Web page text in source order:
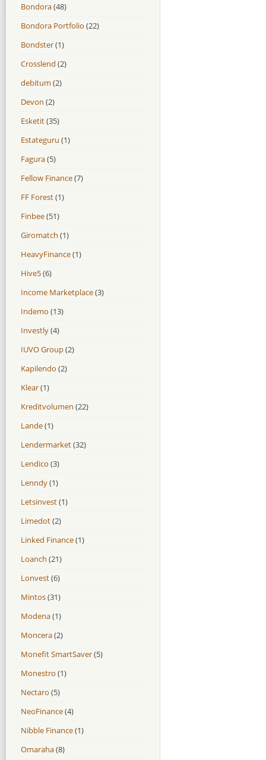
Bondora(48)
Bondora Portfolio (22)
Bondster(1)
Crosslend (2)
debitum (2)
Devon (2)
Esketit(35)
Estateguru (1)
Fagura(5)
Fellow Finance(7)
FF Forest(1)
Finbee(51)
Giromatch (1)
HeavyFinance(1)
Hive5(6)
Income Marketplace(3)
Indemo (13)
Investly(4)
IUVO Group(2)
Kapilendo (2)
Klear(1)
Kreditvolumen (22)
Lande(1)
Lendermarket(32)
Lendico (3)
Lenndy(1)
Letsinvest(1)
Limedot(2)
Linked Finance(1)
Loanch (21)
Lonvest(6)
Mintos(31)
Modena(1)
Moncera(2)
Monefit SmartSaver(5)
Monestro (1)
Nectaro (5)
NeoFinance(4)
Nibble Finance(1)
Omaraha(8)